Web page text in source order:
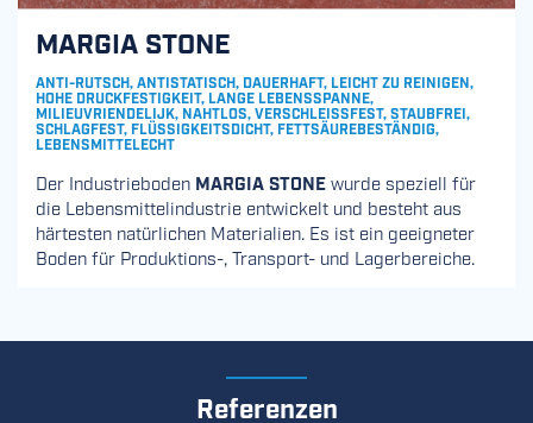
MARGIA STONE
ANTI-RUTSCH, ANTISTATISCH, DAUERHAFT, LEICHT ZU REINIGEN,
HOHE DRUCKFESTIGKEIT, LANGE LEBENSSPANNE,
MILIEUVRIENDELIJK, NAHTLOS, VERSCHLEISSFEST, STAUBFREI, S
CHLAGFEST, FLÜSSIGKEITSDICHT, FETTSÄUREBESTÄNDIG, L
EBENSMITTELECHT
Der Industrieboden MARGIA STONE wurde speziell für
die Lebensmittelindustrie entwickelt und besteht aus
härtesten natürlichen Materialien. Es ist ein geeigneter
Boden für Produktions-, Transport- und Lagerbereiche.
Referenzen